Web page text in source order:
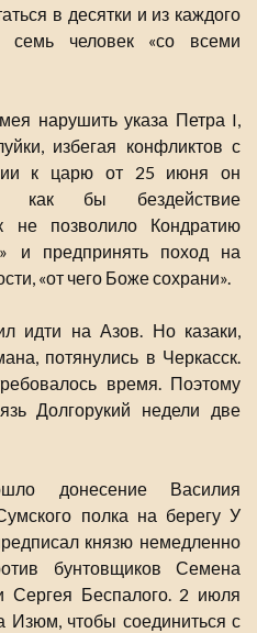
в десятки и из каждого
человек «со всеми
нарушить указа Петра I,
избегая конфликтов с
к царю от 25 июня он
как бы бездействие
не позволило Кондратию
и предпринять поход на
«от чего Боже сохрани».
идти на Азов. Но казаки,
потянулись в Черкасск.
время. Поэтому
Долгорукий недели две
донесение Василия
полка на берегу У
князю немедленно
бунтовщиков Семена
Сергея Беспалого. 2 июля
Изюм, чтобы соединиться с